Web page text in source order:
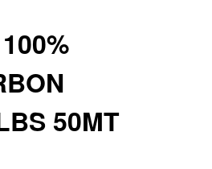
50MT